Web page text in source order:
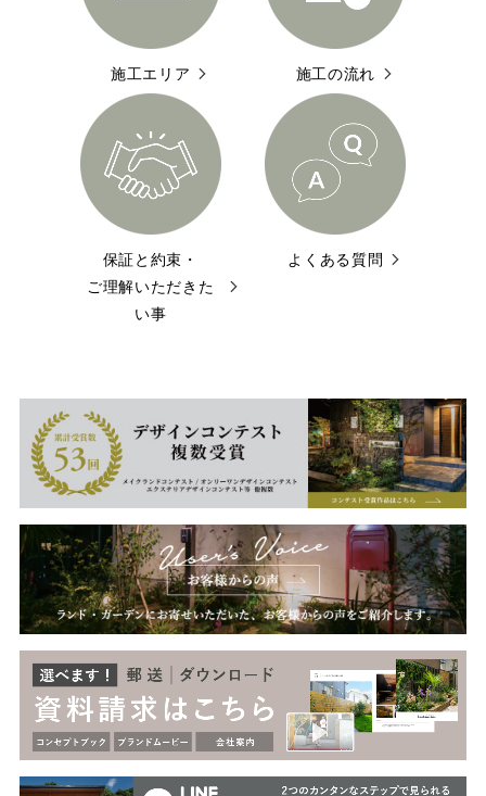
施工エリア 施工の流れ
保証と約束・
ご理解いただきた
い事
よくある質問